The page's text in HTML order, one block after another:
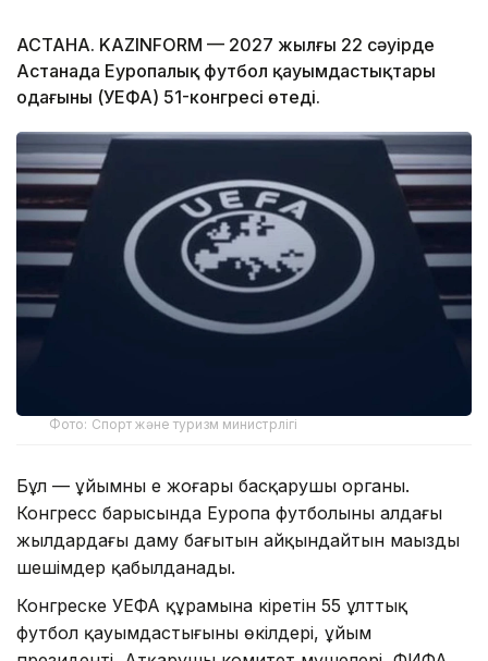
АСТАНА. KAZINFORM — 2027 жылғы 22 сәуірде
Астанада Еуропалық футбол қауымдастықтары
одағының (УЕФА) 51-конгресі өтеді.
Фото: Спорт және туризм министрлігі
Бұл — ұйымның ең жоғары басқарушы органы.
Конгресс барысында Еуропа футболының алдағы
жылдардағы даму бағытын айқындайтын маңызды
шешімдер қабылданады.
Конгреске УЕФА құрамына кіретін 55 ұлттық
футбол қауымдастығының өкілдері, ұйым